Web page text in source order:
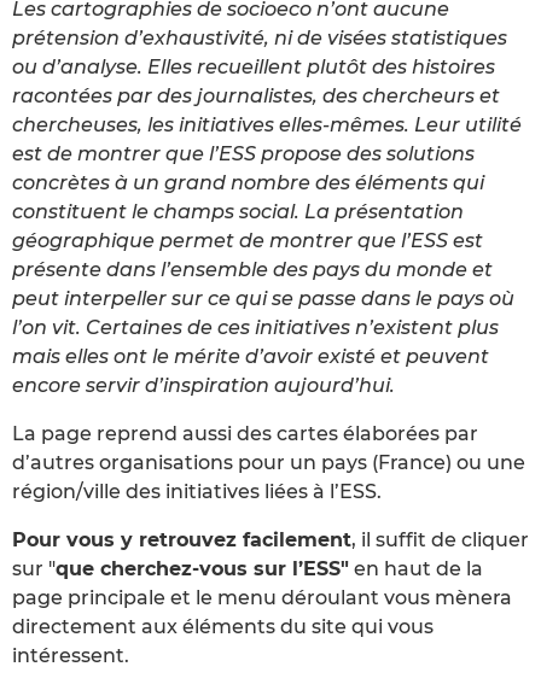
Les cartographies de socioeco n’ont aucune
prétension d’exhaustivité, ni de visées statistiques
ou d’analyse. Elles recueillent plutôt des histoires
racontées par des journalistes, des chercheurs et
chercheuses, les initiatives elles-mêmes. Leur utilité
est de montrer que l’ESS propose des solutions
concrètes à un grand nombre des éléments qui
constituent le champs social. La présentation
géographique permet de montrer que l’ESS est
présente dans l’ensemble des pays du monde et
peut interpeller sur ce qui se passe dans le pays où
l’on vit. Certaines de ces initiatives n’existent plus
mais elles ont le mérite d’avoir existé et peuvent
encore servir d’inspiration aujourd’hui.
La page reprend aussi des cartes élaborées par
d’autres organisations pour un pays (France) ou une
région/ville des initiatives liées à l’ESS.
Pour vous y retrouvez facilement, il suffit de cliquer
sur "que cherchez-vous sur l’ESS" en haut de la
page principale et le menu déroulant vous mènera
directement aux éléments du site qui vous
intéressent.